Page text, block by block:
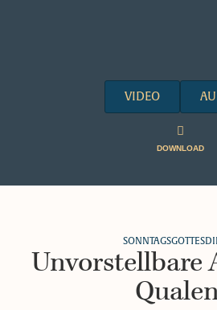
VIDEO
DOWNLOAD
Unvorstellbare